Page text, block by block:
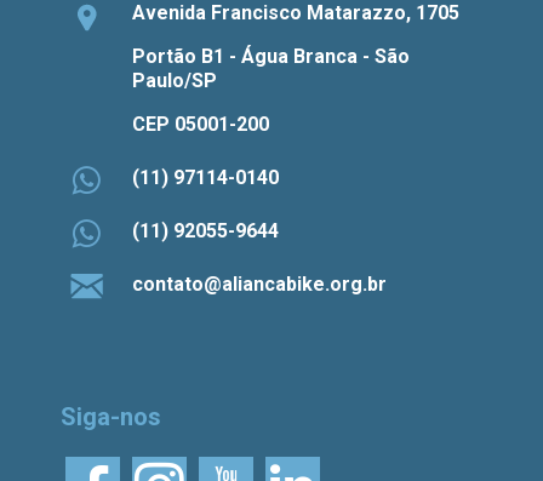
Avenida Francisco Matarazzo, 1705
Portão B1 - Água Branca - São
Paulo/SP
CEP 05001-200
(11) 97114-0140
(11) 92055-9644
contato@aliancabike.org.br
Siga-nos